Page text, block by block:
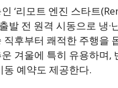
‘리모트 엔진 스타트
발 전 원격 시동으로 냉·
직후부터 쾌적한 주행을
겨울에 특히 유용하며,
동 예약도 제공한다.